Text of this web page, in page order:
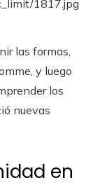
las formas,
y luego
los
nuevas
en